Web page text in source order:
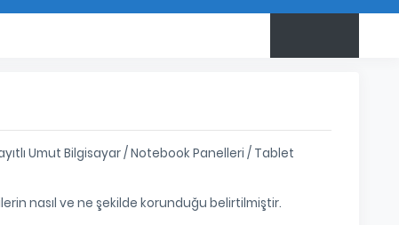
Umut Bilgisayar / Notebook Panelleri / Tablet
nasıl ve ne şekilde korunduğu belirtilmiştir.